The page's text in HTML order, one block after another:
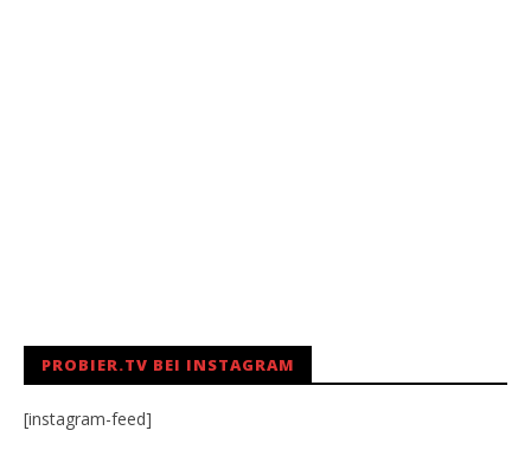
PROBIER.TV BEI INSTAGRAM
[instagram-feed]